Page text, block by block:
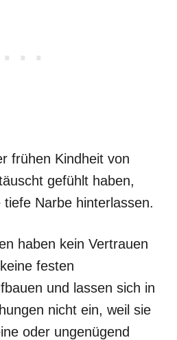
frühen Kindheit von
gefühlt haben,
Narbe hinterlassen.
haben kein Vertrauen
festen
und lassen sich in
nicht ein, weil sie
oder ungenügend